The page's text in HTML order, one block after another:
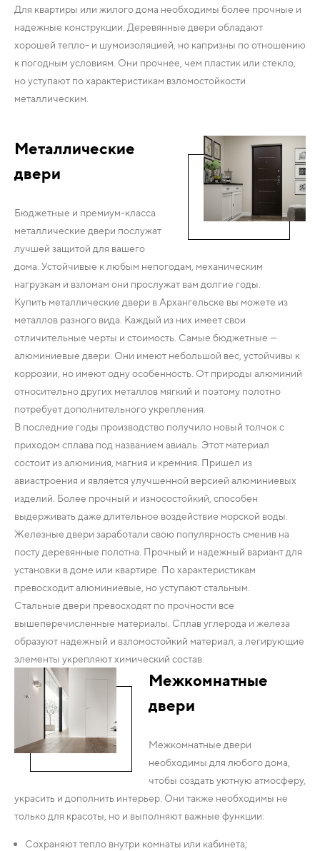
Для квартиры или жилого дома необходимы более прочные и
надежные конструкции. Деревянные двери обладают
хорошей тепло- и шумоизоляцией, но капризны по отношению
к погодным условиям. Они прочнее, чем пластик или стекло,
но уступают по характеристикам взломостойкости
металлическим.
Металлические
двери
Бюджетные и премиум-класса
металлические двери послужат
лучшей защитой для вашего
дома. Устойчивые к любым непогодам, механическим
нагрузкам и взломам они прослужат вам долгие годы.
Купить металлические двери в Архангельске вы можете из
металлов разного вида. Каждый из них имеет свои
отличительные черты и стоимость. Самые бюджетные —
алюминиевые двери. Они имеют небольшой вес, устойчивы к
коррозии, но имеют одну особенность. От природы алюминий
относительно других металлов мягкий и поэтому полотно
потребует дополнительного укрепления.
В последние годы производство получило новый толчок с
приходом сплава под названием авиаль. Этот материал
состоит из алюминия, магния и кремния. Пришел из
авиастроения и является улучшенной версией алюминиевых
изделий. Более прочный и износостойкий, способен
выдерживать даже длительное воздействие морской воды.
Железные двери заработали свою популярность сменив на
посту деревянные полотна. Прочный и надежный вариант для
установки в доме или квартире. По характеристикам
превосходит алюминиевые, но уступают стальным.
Стальные двери превосходят по прочности все
вышеперечисленные материалы. Сплав углерода и железа
образуют надежный и взломостойкий материал, а легирующие
элементы укрепляют химический состав.
Межкомнатные
двери
Межкомнатные двери
необходимы для любого дома,
чтобы создать уютную атмосферу,
украсить и дополнить интерьер. Они также необходимы не
только для красоты, но и выполняют важные функции:
Сохраняют тепло внутри комнаты или кабинета;